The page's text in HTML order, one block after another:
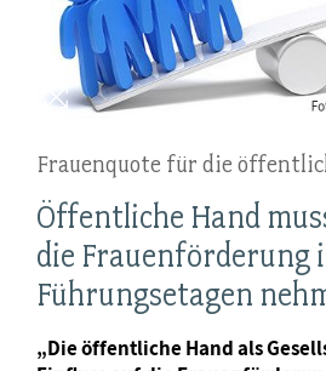
Frauenquote für die
Öffentliche Hand
die Frauenförderung
Führungsetagen
„Die öffentliche Hand als